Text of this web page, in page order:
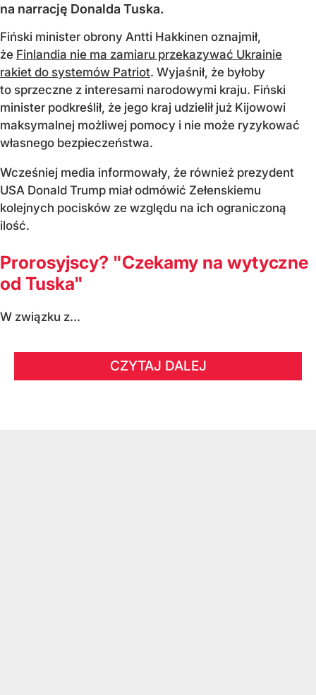
na narrację Donalda Tuska.
Fiński minister obrony Antti Hakkinen oznajmił,
że Finlandia nie ma zamiaru przekazywać Ukrainie
rakiet do systemów Patriot. Wyjaśnił, że byłoby
to sprzeczne z interesami narodowymi kraju. Fiński
minister podkreślił, że jego kraj udzielił już Kijowowi
maksymalnej możliwej pomocy i nie może ryzykować
własnego bezpieczeństwa.
Wcześniej media informowały, że również prezydent
USA Donald Trump miał odmówić Zełenskiemu
kolejnych pocisków ze względu na ich ograniczoną
ilość.
Prorosyjscy? "Czekamy na wytyczne
od Tuska"
W związku z...
CZYTAJ DALEJ